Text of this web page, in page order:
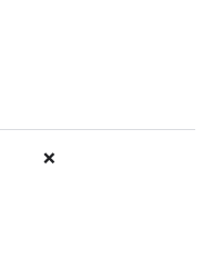
❌